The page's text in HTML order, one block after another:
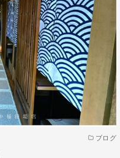
ブログ